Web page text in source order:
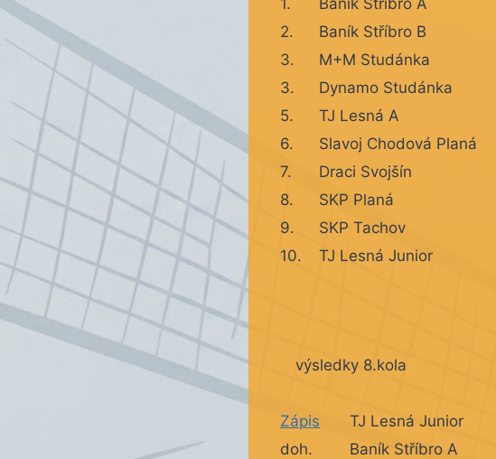
2.
Baník Stříbro B
3.
M+M Studánka
3.
Dynamo Studánka
5.
TJ Lesná A
6.
Slavoj Chodová Planá
7.
Draci Svojšín
8.
SKP Planá
9.
SKP Tachov
10.
TJ Lesná Junior
výsledky 8.kola
Zápis TJ Lesná Junior
doh.
Baník Stříbro A